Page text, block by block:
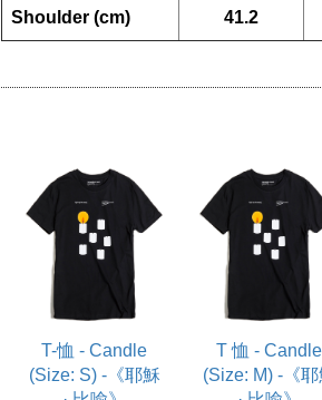
  Shoulder (cm)
41.2
T-恤 - Candle
(Size: S) -《耶穌
T 恤 - Candle
(Size: M) -《耶